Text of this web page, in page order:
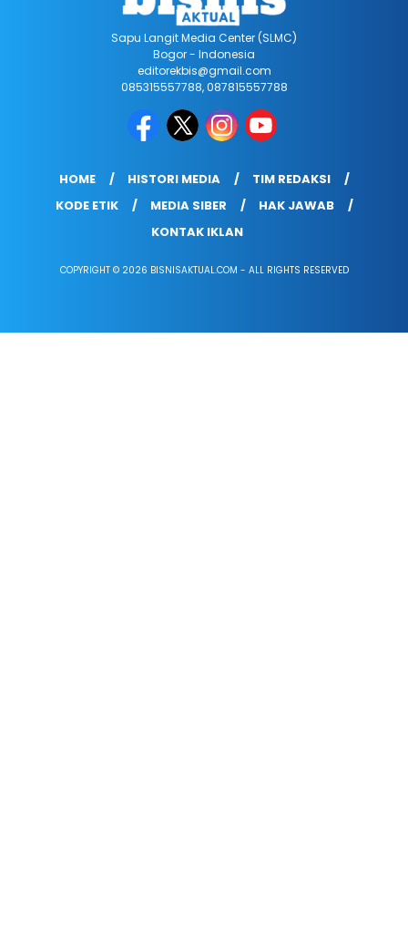
Sapu Langit Media Center (SLMC)
Bogor - Indonesia
editorekbis@gmail.com
085315557788, 087815557788
HOME HISTORI MEDIA
TIM REDAKSI
KODE ETIK
MEDIA SIBER
HAK JAWAB
KONTAK IKLAN
COPYRIGHT © 2026 BISNISAKTUAL.COM - ALL RIGHTS RESERVED